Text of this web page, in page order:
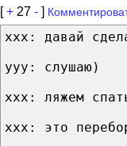
[+ 27 - ]
xxx: давай
yyy: слушаю)
xxx: ляжем
xxx: это